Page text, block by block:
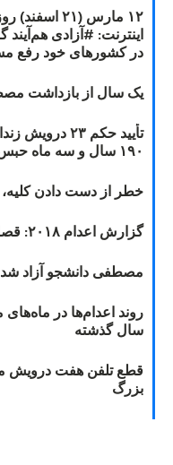
۱۲ مارس (۲۱
در کشورهای خود رفع
یک سال از بازداشت
تأیید حکم ۲۳
۱۹۰ سال و سه ماه حبس برای ۲۳ درویش گنابادی قطعی شد
خطر از دست دادن کلیه،
گزارش اعدام ۲۰۱۸: قصاص و بخشش
مصطفی دانشجو آزاد شد
سال گذشته
قطع تلفن هفت درویش
بزرگ